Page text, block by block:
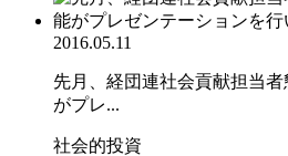
2016.05.11
先月、経団連社会貢献担当
がプレ...
社会的投資